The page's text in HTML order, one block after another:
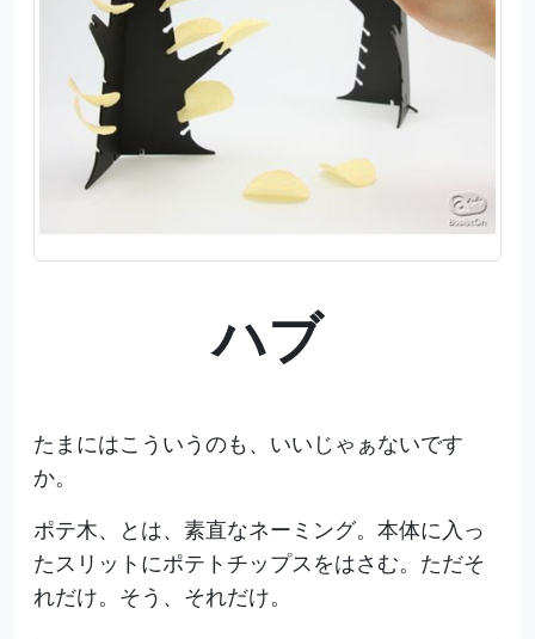
ハブ
たまにはこういうのも、いいじゃぁないです
か。
ポテ木、とは、素直なネーミング。本体に入っ
たスリットにポテトチップスをはさむ。ただそ
れだけ。そう、それだけ。